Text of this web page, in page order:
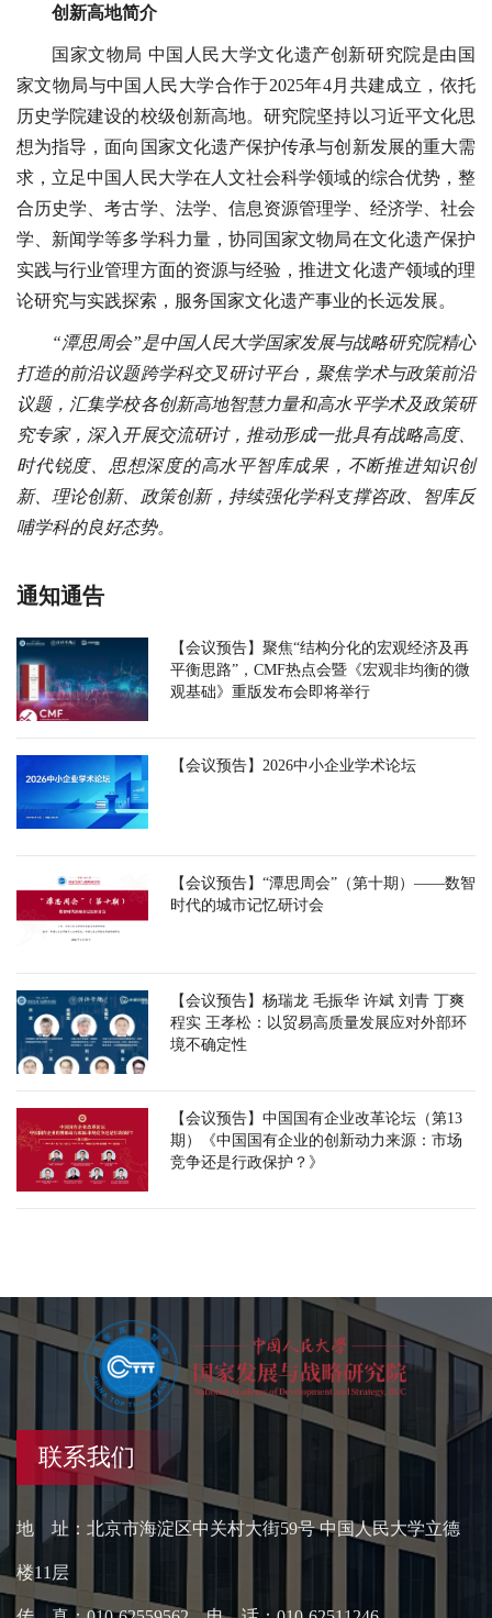
创新高地简介
国家文物局 中国人民大学文化遗产创新研究院是由国
家文物局与中国人民大学合作于2025年4月共建成立，依托
历史学院建设的校级创新高地。研究院坚持以习近平文化思
想为指导，面向国家文化遗产保护传承与创新发展的重大需
求，立足中国人民大学在人文社会科学领域的综合优势，整
合历史学、考古学、法学、信息资源管理学、经济学、社会
学、新闻学等多学科力量，协同国家文物局在文化遗产保护
实践与行业管理方面的资源与经验，推进文化遗产领域的理
论研究与实践探索，服务国家文化遗产事业的长远发展。
“潭思周会”是中国人民大学国家发展与战略研究院精心
打造的前沿议题跨学科交叉研讨平台，聚焦学术与政策前沿
议题，汇集学校各创新高地智慧力量和高水平学术及政策研
究专家，深入开展交流研讨，推动形成一批具有战略高度、
时代锐度、思想深度的高水平智库成果，不断推进知识创
新、理论创新、政策创新，持续强化学科支撑咨政、智库反
哺学科的良好态势。
通知通告
【会议预告】聚焦“结构分化的宏观经济及再
平衡思路”，CMF热点会暨《宏观非均衡的微
观基础》重版发布会即将举行
【会议预告】2026中小企业学术论坛
【会议预告】“潭思周会”（第十期）——数智
时代的城市记忆研讨会
【会议预告】杨瑞龙 毛振华 许斌 刘青 丁爽
程实 王孝松：以贸易高质量发展应对外部环
境不确定性
【会议预告】中国国有企业改革论坛（第13
期）《中国国有企业的创新动力来源：市场
竞争还是行政保护？》
联系我们
地 址：北京市海淀区中关村大街59号 中国人民大学立德
楼11层